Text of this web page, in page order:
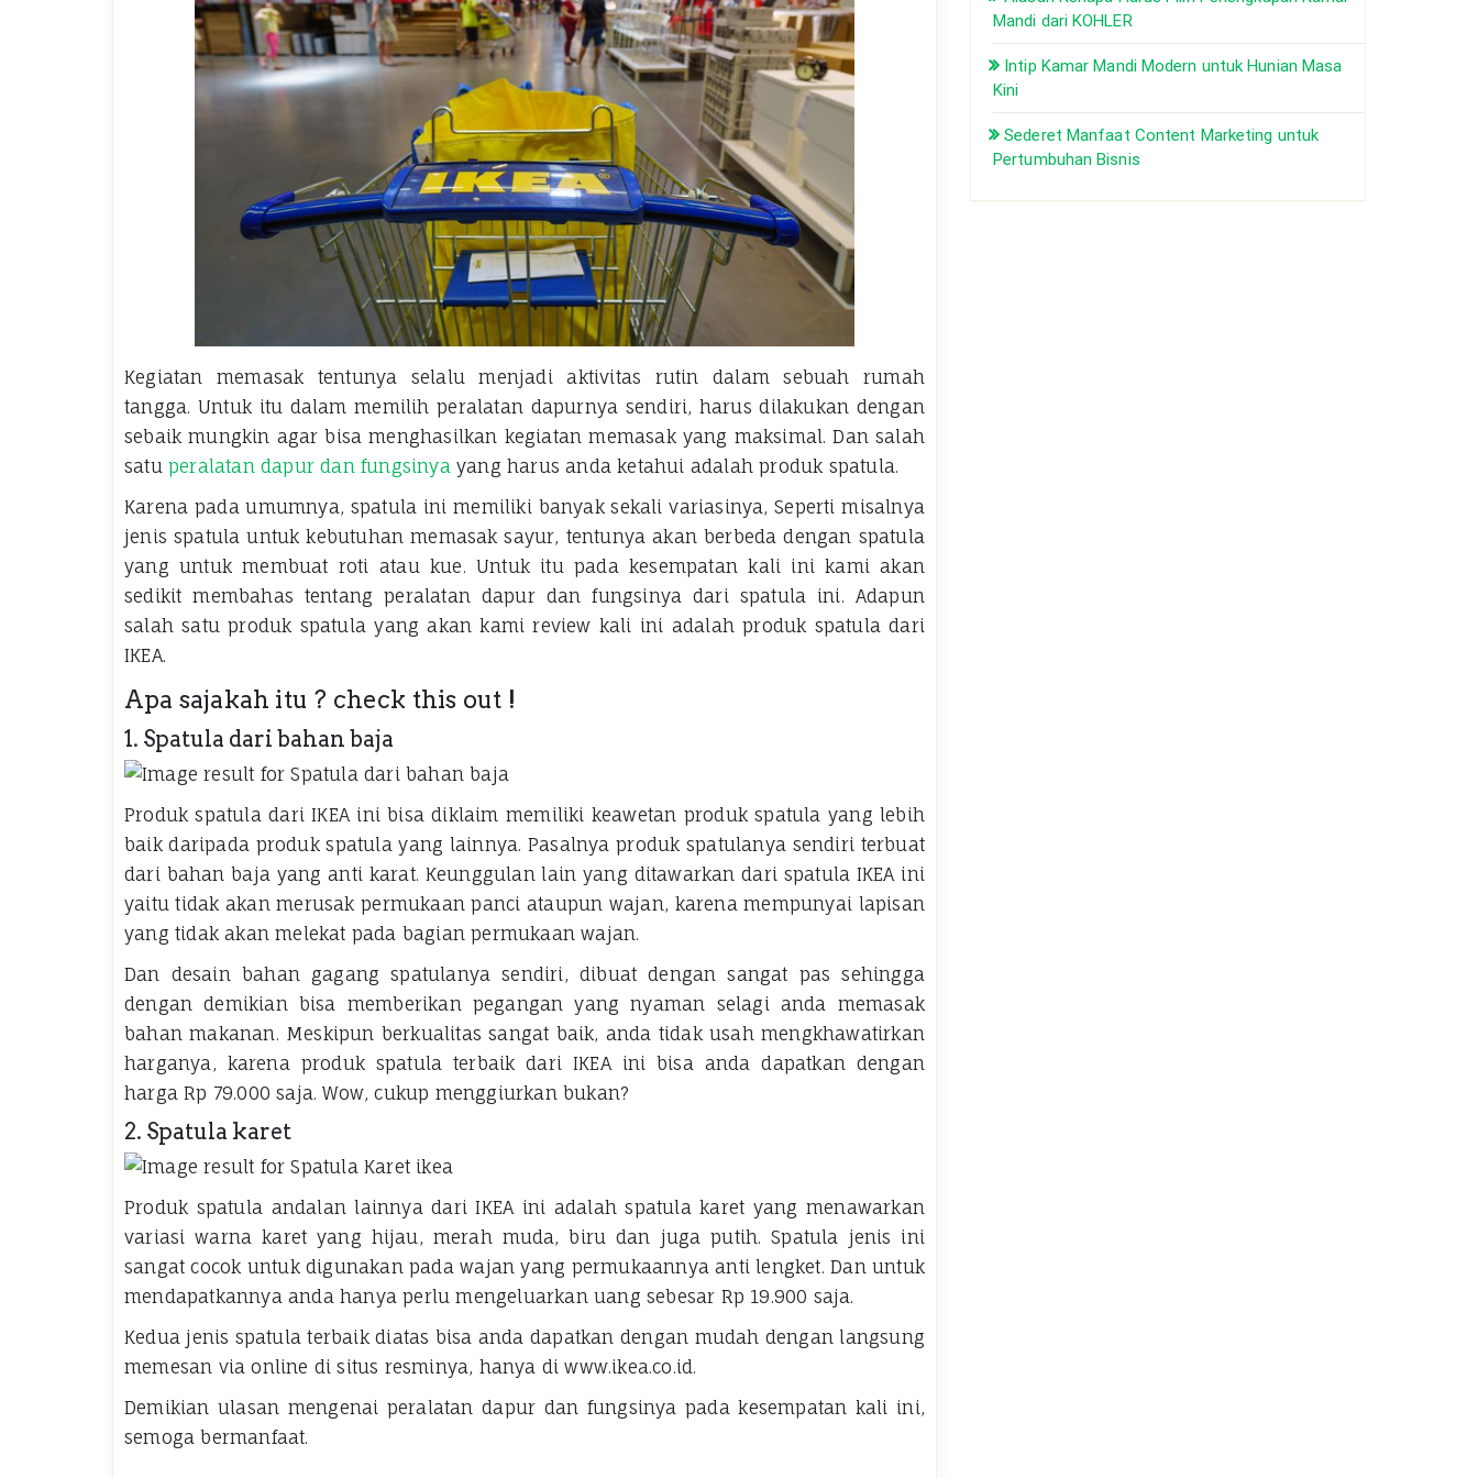
Kegiatan memasak tentunya selalu menjadi aktivitas rutin dalam sebuah rumah
tangga. Untuk itu dalam memilih peralatan dapurnya sendiri, harus dilakukan dengan
sebaik mungkin agar bisa menghasilkan kegiatan memasak yang maksimal. Dan salah
satu peralatan dapur dan fungsinyayang harus anda ketahui adalah produk spatula.
Karena pada umumnya, spatula ini memiliki banyak sekali variasinya, Seperti misalnya
jenis spatula untuk kebutuhan memasak sayur, tentunya akan berbeda dengan spatula
yang untuk membuat roti atau kue. Untuk itu pada kesempatan kali ini kami akan
sedikit membahas tentang peralatan dapur dan fungsinya dari spatula ini. Adapun
salah satu produk spatula yang akan kami review kali ini adalah produk spatula dari
IKEA.
Apa sajakah itu ? check this out !
1. Spatula dari bahan baja
Produk spatula dari IKEA ini bisa diklaim memiliki keawetan produk spatula yang lebih
baik daripada produk spatula yang lainnya. Pasalnya produk spatulanya sendiri terbuat
dari bahan baja yang anti karat. Keunggulan lain yang ditawarkan dari spatula IKEA ini
yaitu tidak akan merusak permukaan panci ataupun wajan, karena mempunyai lapisan
yang tidak akan melekat pada bagian permukaan wajan.
Dan desain bahan gagang spatulanya sendiri, dibuat dengan sangat pas sehingga
dengan demikian bisa memberikan pegangan yang nyaman selagi anda memasak
bahan makanan. Meskipun berkualitas sangat baik, anda tidak usah mengkhawatirkan
harganya, karena produk spatula terbaik dari IKEA ini bisa anda dapatkan dengan
harga Rp 79.000 saja. Wow, cukup menggiurkan bukan?
2. Spatula karet
Produk spatula andalan lainnya dari IKEA ini adalah spatula karet yang menawarkan
variasi warna karet yang hijau, merah muda, biru dan juga putih. Spatula jenis ini
sangat cocok untuk digunakan pada wajan yang permukaannya anti lengket. Dan untuk
mendapatkannya anda hanya perlu mengeluarkan uang sebesar Rp 19.900 saja.
Kedua jenis spatula terbaik diatas bisa anda dapatkan dengan mudah dengan langsung
memesan via online di situs resminya, hanya di www.ikea.co.id.
Demikian ulasan mengenai peralatan dapur dan fungsinya pada kesempatan kali ini,
semoga bermanfaat.
Mandi dari KOHLER
Intip Kamar Mandi Modern untuk Hunian Masa
Kini
Sederet Manfaat Content Marketing untuk
Pertumbuhan Bisnis